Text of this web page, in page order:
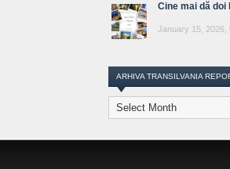
Cine mai dă doi
January 15, 2026,
ARHIVA TRANSILVANIA
Arhiva
Transilvania